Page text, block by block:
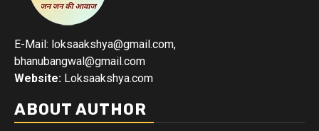
E-Mail: loksaakshya@gmail.com,
bhanubangwal@gmail.com
Website: Loksaakshya.com
ABOUT AUTHOR